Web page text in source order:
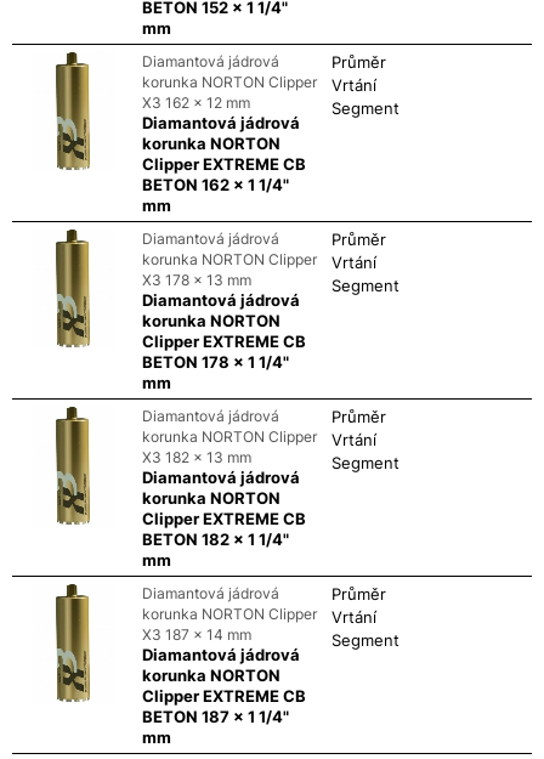
BETON 152 x 1 1/4"
mm
Diamantová jádrová
korunka NORTON Clipper
X3 162 x 12 mm
Diamantová jádrová
korunka NORTON
Clipper EXTREME CB
BETON 162 x 1 1/4"
mm
Průměr
Vrtání
Segment
Diamantová jádrová
korunka NORTON Clipper
X3 178 x 13 mm
Diamantová jádrová
korunka NORTON
Clipper EXTREME CB
BETON 178 x 1 1/4"
mm
Průměr
Vrtání
Segment
Diamantová jádrová
korunka NORTON Clipper
X3 182 x 13 mm
Diamantová jádrová
korunka NORTON
Clipper EXTREME CB
BETON 182 x 1 1/4"
mm
Průměr
Vrtání
Segment
Diamantová jádrová
korunka NORTON Clipper
X3 187 x 14 mm
Diamantová jádrová
korunka NORTON
Clipper EXTREME CB
BETON 187 x 1 1/4"
mm
Průměr
Vrtání
Segment